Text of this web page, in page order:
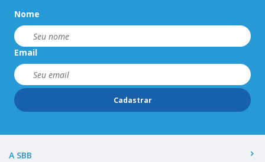
Nome
Email
Cadastrar
A SBB